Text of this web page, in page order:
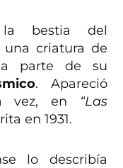
la bestia del
criatura de
parte de su
. Apareció
vez, en
“Las
en 1931.
lo describía